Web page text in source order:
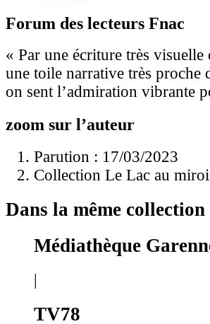
Forum des lecteurs Fnac
« Par une écriture très
une toile narrative très proche
on sent l’admiration vibrante
zoom sur l’auteur
Parution : 17/03/2023
Collection Le Lac au
Dans la même collection
Médiathèque
|
TV78